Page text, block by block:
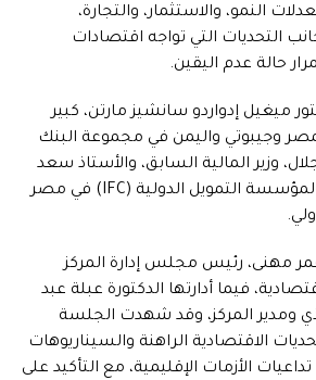
النمو، والاستثمار، والتجارة،
التحديات التي تواجه اقتصادات
حالة عدم اليقين.
ميغيل إدواردو سانشيز مارتن، كبير
وجيبوتي واليمن في مجموعة البنك
وزير المالية السابق، والأستاذ سعد
صبرة، المدير الإقليمي لمؤسسة التمويل الدولية (IFC) في مصر
مهنى، رئيس مجلس إدارة المركز
فيما أدارتها الدكتورة عبلة عبد
ومدير المركز، وقد شهدت الجلسة
الاقتصادية الراهنة والسيناريوهات
الأزمات الإقليمية، مع التأكيد على